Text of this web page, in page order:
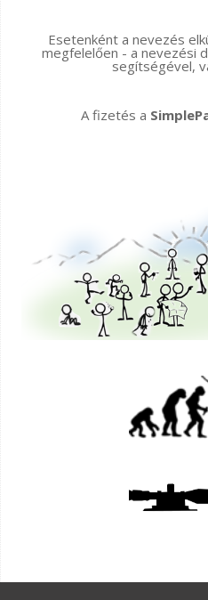
Esetenként a nevezés
megfelelően - a nevezési
segítségével,
A fizetés a